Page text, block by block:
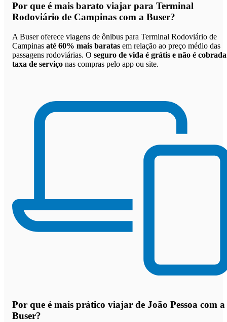
Por que é mais barato viajar para Terminal
Rodoviário de Campinas com a Buser?
A Buser oferece viagens de ônibus para Terminal Rodoviário de
Campinas até 60% mais baratas em relação ao preço médio das
passagens rodoviárias. O seguro de vida é grátis e não é cobrada
taxa de serviço nas compras pelo app ou site.
Por que é mais prático viajar de João Pessoa com a
Buser?